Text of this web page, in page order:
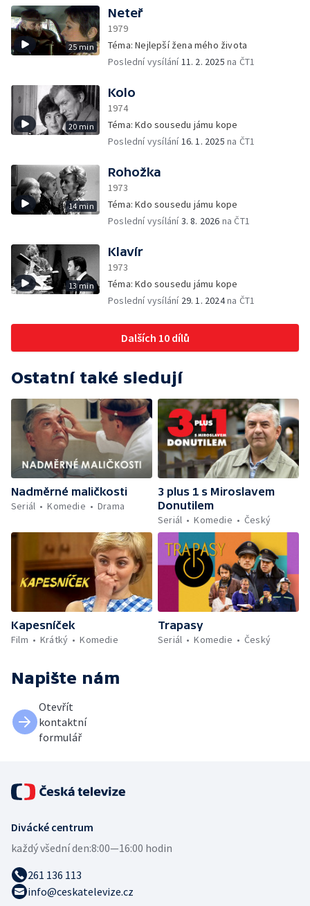
25 min
Neteř
1979
Téma: Nejlepší žena mého života
Poslední vysílání11. 2. 2025 na ČT1
20 min
Kolo
1974
Téma: Kdo sousedu jámu kope
Poslední vysílání16. 1. 2025 na ČT1
14 min
Rohožka
1973
Téma: Kdo sousedu jámu kope
Poslední vysílání3. 8. 2026 na ČT1
13 min
Klavír
1973
Téma: Kdo sousedu jámu kope
Poslední vysílání 29. 1. 2024na ČT1
Dalších 10 dílů
Ostatní také sledují
Nadměrné maličkosti
Seriál
Komedie Drama
3 plus 1 s Miroslavem
Donutilem
Seriál
Komedie Český
Kapesníček
Film
Krátký Komedie
Trapasy
Seriál
Komedie Český
Napište nám
Otevřít
kontaktní
formulář
Divácké centrum
každý všední den:8:00—16:00 hodin
261 136 113
info@ceskatelevize.cz